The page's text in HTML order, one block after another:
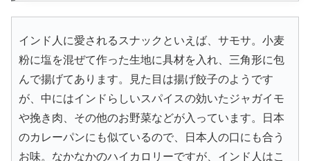
インド人に愛されるスナックといえば、サモサ。小麦
粉に塩を混ぜて作った生地に具材を入れ、三角形に包
んで揚げてあります。見た目は揚げ餃子のようです
が、中にはインドらしいスパイスの効いたジャガイモ
や挽き肉、その他のお野菜などが入っています。日本
のカレーパンにも似ているので、日本人の口にも合う
お味。なかなかのハイカロリーですが、インド人はこ